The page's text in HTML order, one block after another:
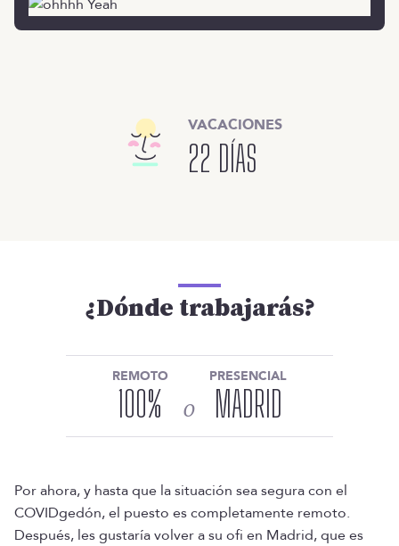
VACACIONES
22 DÍAS
¿Dónde trabajarás?
REMOTO
100% o
PRESENCIAL
MADRID
Por ahora, y hasta que la situación sea segura con el
COVIDgedón, el puesto es completamente remoto.
Después, les gustaría volver a su ofi en Madrid, que es